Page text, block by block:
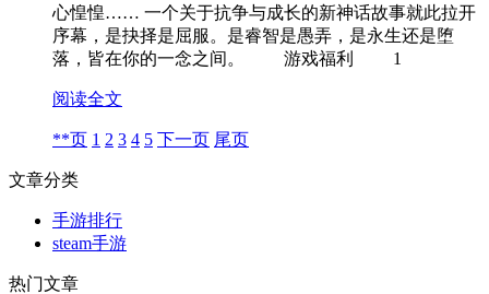
心惶惶…… 一个关于抗争与成长的新神话故事就此拉开
序幕，是抉择是屈服。是睿智是愚弄，是永生还是堕
落，皆在你的一念之间。 游戏福利 1
阅读全文
**页 1 2 3 4 5 下一页 尾页
文章分类
手游排行
steam手游
热门文章